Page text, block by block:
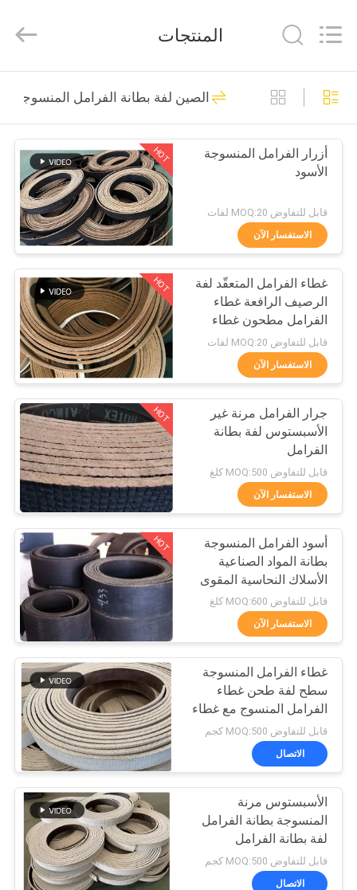
مسكن
منتجات
معلومات
جولة
في
المعمل
مراقبة
الجودة
اتصل
اطلب
اقتباس
خريطة
الموقع
PRIVACY
POLICY
Reserved.
لفة بطانة الفرامل
42
بطانة لفة الفرامل
23
لفة بطانة الفرامل
المنسوجة
25
مادة كتلة الفرامل
34
مادة بطانة الفرامل
المنسوجة
32
المنتجات
الصين لفة بطانة الفرامل المنسوجة
HOT
أزرار الفرامل المنسوجة
الأسود
قابل للتفاوض MOQ:20 لفات
الاستفسار الآن
HOT
غطاء الفرامل المتعقّد لفة
الرصيف الرافعة غطاء
الفرامل مطحون غطاء
الفرامل المنسوج
قابل للتفاوض MOQ:20 لفات
الاستفسار الآن
HOT
جرار الفرامل مرنة غير
الأسبستوس لفة بطانة
الفرامل
قابل للتفاوض MOQ:500 كلغ
الاستفسار الآن
HOT
أسود الفرامل المنسوجة
بطانة المواد الصناعية
الأسلاك النحاسية المقوى
استخدام رافعة
قابل للتفاوض MOQ:600 كلغ
الاستفسار الآن
غطاء الفرامل المنسوجة
سطح لفة طحن غطاء
الفرامل المنسوج مع غطاء
الفرامل النحاس
قابل للتفاوض MOQ:500 كجم
الاتصال
الأسبستوس مرنة
المنسوجة بطانة الفرامل
لفة بطانة الفرامل
المنسوجة الأرض مع
النحاس
قابل للتفاوض MOQ:500 كجم
الاتصال